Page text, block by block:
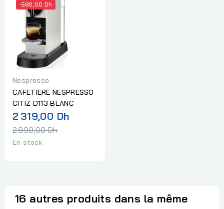
-580,00 Dh
Nespresso
CAFETIERE NESPRESSO
CITIZ D113 BLANC
2 319,00 DhPrix
2 899,00 Dh
En stock
16 autres produits dans la même